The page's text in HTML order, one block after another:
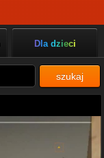
Dla dzieci
szukaj